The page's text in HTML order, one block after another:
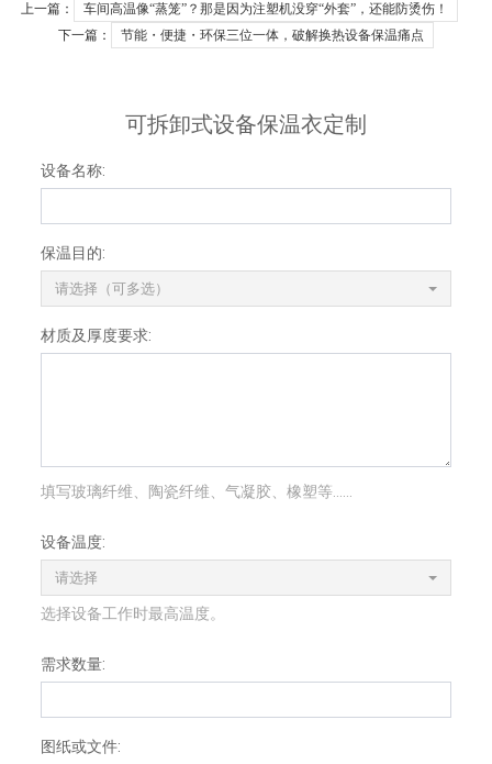
上一篇：
车间高温像“蒸笼”？那是因为注塑机没穿“外套”，还能防烫伤！
下一篇：
节能・便捷・环保三位一体，破解换热设备保温痛点